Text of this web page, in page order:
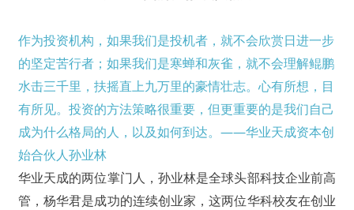
作为投资机构，如果我们是投机者，就不会欣赏日进一步
的坚定苦行者；如果我们是寒蝉和灰雀，就不会理解鲲鹏
水击三千里，扶摇直上九万里的豪情壮志。心有所想，目
有所见。投资的方法策略很重要，但更重要的是我们自己
成为什么格局的人，以及如何到达。 ——华业天成资本创
始合伙人孙业林
华业天成的两位掌门人，孙业林是全球头部科技企业前高
管，杨华君是成功的连续创业家，这两位华科校友在创业